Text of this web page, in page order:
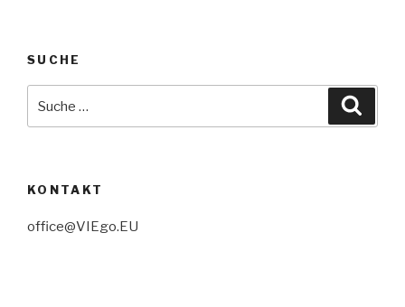
SUCHE
nach:
KONTAKT
office@VIEgo.EU